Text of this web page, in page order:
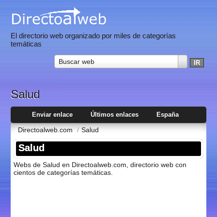
El directorio web organizado por miles de categorías
temáticas
Buscar web
Salud
Enviar enlace Últimos enlaces España
Directoalweb.com / Salud
Salud
Webs de Salud en Directoalweb.com, directorio web con
cientos de categorí­as temáticas.